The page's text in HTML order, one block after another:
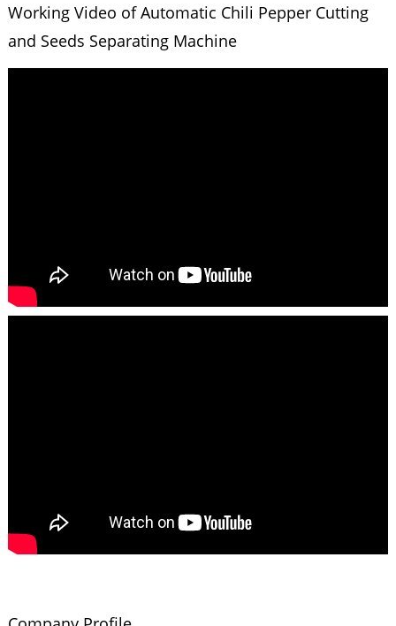
Working Video of Automatic Chili Pepper Cutting
and Seeds Separating Machine